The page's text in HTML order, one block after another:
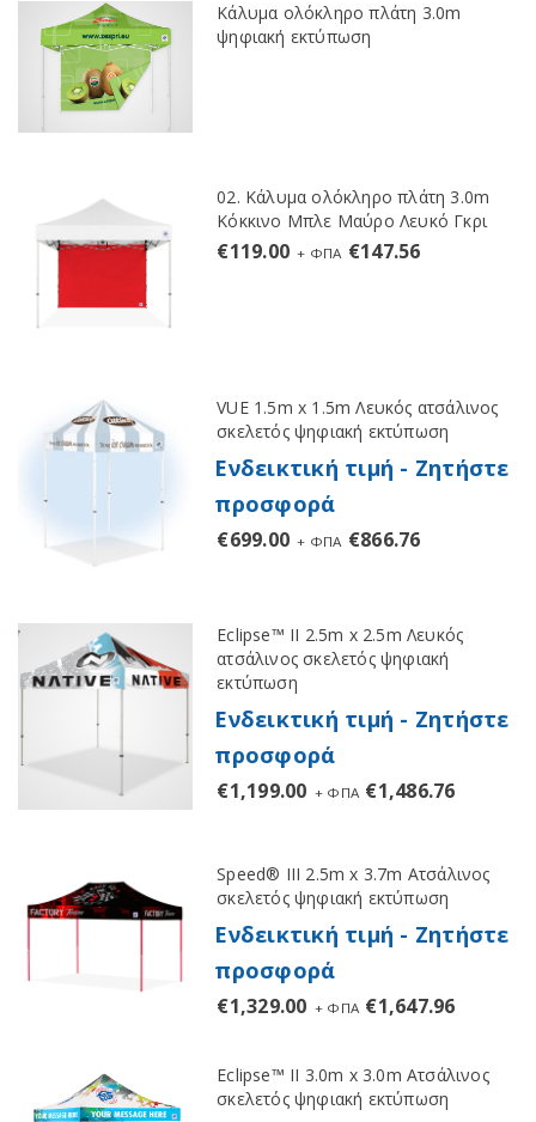
Κάλυμα ολόκληρο πλάτη 3.0m
ψηφιακή εκτύπωση
02. Κάλυμα ολόκληρο πλάτη 3.0m
Κόκκινο Μπλε Μαύρο Λευκό Γκρι
€119.00 + ΦΠΑ €147.56
VUE 1.5m x 1.5m Λευκός ατσάλινος
σκελετός ψηφιακή εκτύπωση
Ενδεικτική τιμή - Ζητήστε
προσφορά
€699.00 + ΦΠΑ €866.76
Eclipse™ II 2.5m x 2.5m Λευκός
ατσάλινος σκελετός ψηφιακή
εκτύπωση
Ενδεικτική τιμή - Ζητήστε
προσφορά
€1,199.00 + ΦΠΑ €1,486.76
Speed® III 2.5m x 3.7m Aτσάλινος
σκελετός ψηφιακή εκτύπωση
Ενδεικτική τιμή - Ζητήστε
προσφορά
€1,329.00 + ΦΠΑ €1,647.96
Eclipse™ II 3.0m x 3.0m Ατσάλινος
σκελετός ψηφιακή εκτύπωση